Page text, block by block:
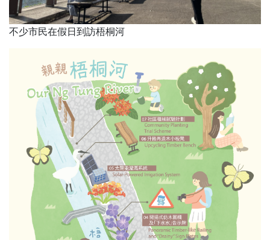
不少市民在假日到訪梧桐河